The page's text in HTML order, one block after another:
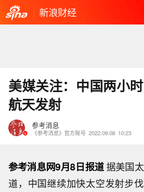
新浪财经
美媒关注：中国两小
航天发射
参考消息
《参考消息》官方账号 2022.09.08 10:23
参考消息网9月8日报道据美国
道，中国继续加快太空发射步